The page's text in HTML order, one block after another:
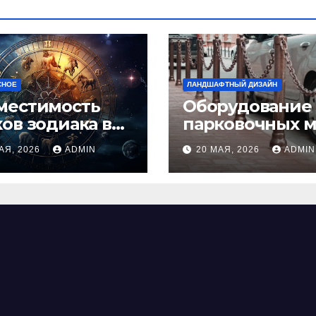
зодиака в
как найти
пару и
2026 ADMIN
ЛАНДШАФТНЫЙ ДИЗАЙН
Оборудование
парковочных
виды,
нормы
20 МАЯ, 2026 ADMIN